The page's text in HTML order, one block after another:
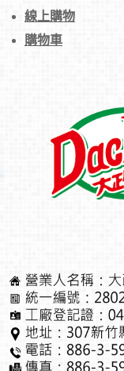
線上購物
購物車